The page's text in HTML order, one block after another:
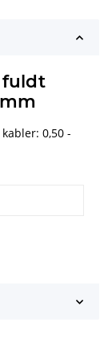
fuldt
0,50 -